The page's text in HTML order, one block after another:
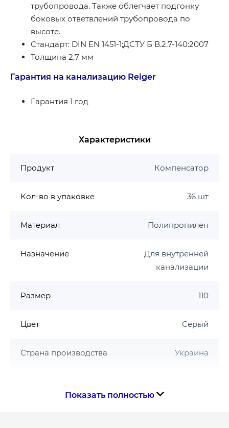
трубопровода. Также облегчает подгонку
боковых ответвлений трубопровода по
высоте.
Стандарт: DIN EN 1451-1;ДСТУ Б В.2.7-140:2007
Толщина 2,7 мм
Гарантия на канализацию Reiger
Гарантия 1 год
Характеристики
Продукт Компенсатор
Кол-во в упаковке 36 шт
Материал Полипропилен
Назначение
Для внутренней
канализации
Размер 110
Цвет Серый
Страна производства Украина
Показать полностью